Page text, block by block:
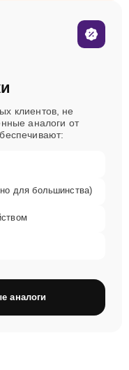
клиентов, не
аналоги от
для большинства)
аналоги